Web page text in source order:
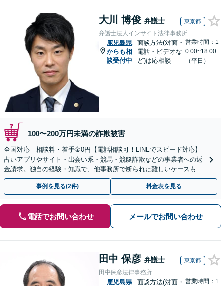
大川 博俊 弁護士 東京都
弁護士法人インサイト法律事務所
鹿児島県
からも相
談受付中
面談方法(対面・
電話・ビデオな
ど)は応相談
営業時間：1
0:00~18:00
（平日）
100〜200万円未満の詐欺被害
全国対応｜相談料・着手金0円【電話相談可！LINEでスピード対応】
占いアプリやサイト・出会い系・競馬・競艇詐欺などの事業者への返
金請求。独自の経験・知識で、他事務所で断られた難しいケースも解
決に導いた実績あり。まずはお気軽にご相談ください
事例を見る(2件) 料金表を見る
電話でお問い合わせ メールでお問い合わせ
田中 保彦 弁護士 東京都
田中保彦法律事務所
鹿児島県
面談方法(対面・ 営業時間：1